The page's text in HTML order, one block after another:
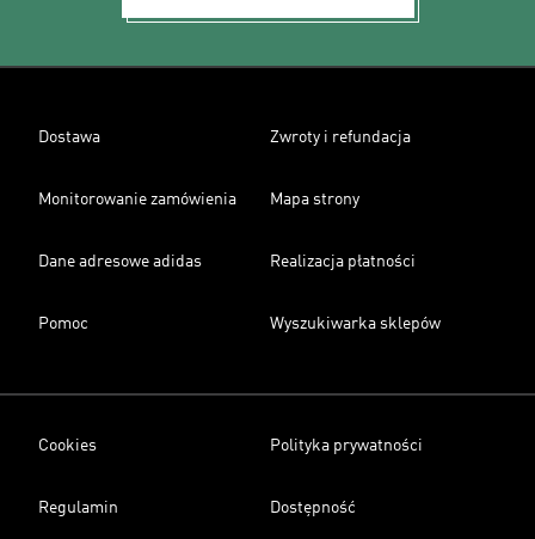
Dostawa Zwroty i refundacja
Monitorowanie zamówienia Mapa strony
Dane adresowe adidas Realizacja płatności
Pomoc Wyszukiwarka sklepów
Cookies Polityka prywatności
Regulamin Dostępność